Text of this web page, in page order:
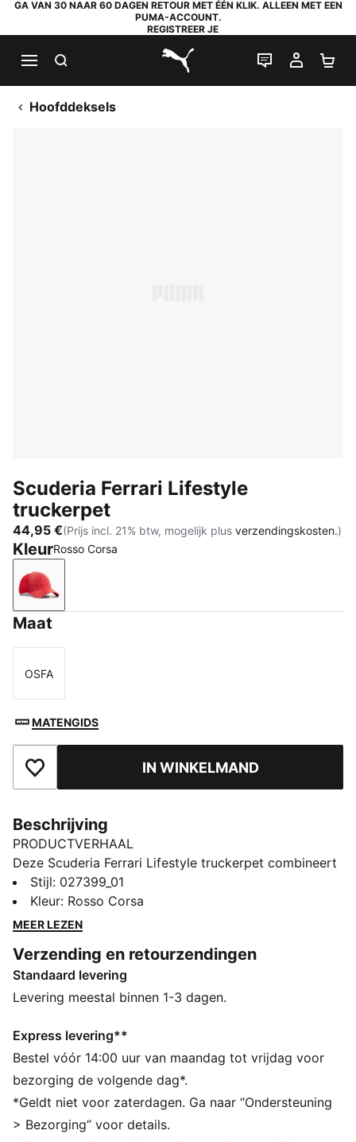
GA VAN 30 NAAR 60 DAGEN RETOUR MET ÉÉN KLIK. ALLEEN MET EEN
PUMA-ACCOUNT.
REGISTREER JE
PUMA.com
LIVE CHAT
MIJN
Hoofddeksels
Scuderia Ferrari Lifestyle
truckerpet
44,95 €(Prijs incl. 21% btw, mogelijk plus verzendingskosten.)
KleurRosso Corsa
Rosso Corsa
Maat
Maat
OSFA
MATENGIDS
Toegevoegd aan favorietenIN WINKELMAND
Beschrijving
PRODUCTVERHAAL
Deze Scuderia Ferrari Lifestyle truckerpet combineert
een rijke racehistorie met een vintage twist voor je
alledaagse look. Details van PUMA en Scuderia Ferrari
tillen je look naar een hoger niveau.
Gemaakt met minstens 20% gerecycled katoen
DETAILS
Ontworpen voor: Lifestyle van PUMA
Ontwerp met 5 panelen
Hoog profiel
Voorgebogen klep
Normale pasvorm
Verstelbare sluiting
Scuderia Ferrari en PUMA merkdetails
Stijl: 027399_01
Kleur: Rosso Corsa
MEER LEZEN
Verzending en retourzendingen
Standaard levering
Levering meestal binnen 1-3 dagen.
Express levering**
Bestel vóór 14:00 uur van maandag tot vrijdag voor
bezorging de volgende dag*.
*Geldt niet voor zaterdagen. Ga naar “Ondersteuning
> Bezorging” voor details.